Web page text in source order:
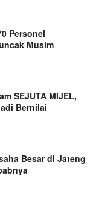
Personel
Musim
SEJUTA MIJEL,
Bernilai
Besar di Jateng